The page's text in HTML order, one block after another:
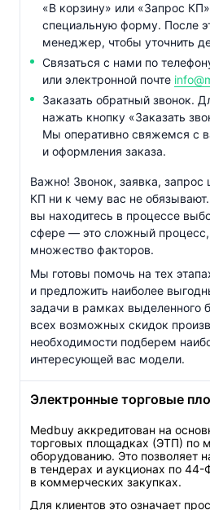
«В корзину» или «Запрос
специальную форму. После
менеджер, чтобы уточнить
Связаться с нами по
или электронной почте
Заказать обратный звонок.
нажать кнопку «Заказать
Мы оперативно свяжемся с
и оформления заказа.
Важно! Звонок, заявка, запрос
КП ни к чему вас не
вы находитесь в процессе
сфере — это сложный
множество факторов.
Мы готовы помочь на тех
и предложить наиболее
задачи в рамках выделенного
всех возможных скидок
необходимости подберем
интересующей вас модели.
Электронные торговые
Medbuy аккредитован на
торговых площадках (ЭТП) по
оборудованию. Это позволяет
в тендерах и аукционах по 44-
в коммерческих закупках.
Для клиентов это означает